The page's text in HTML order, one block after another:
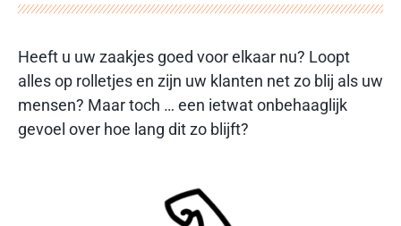
Heeft u uw zaakjes goed voor elkaar nu? Loopt
alles op rolletjes en zijn uw klanten net zo blij als uw
mensen? Maar toch … een ietwat onbehaaglijk
gevoel over hoe lang dit zo blijft?